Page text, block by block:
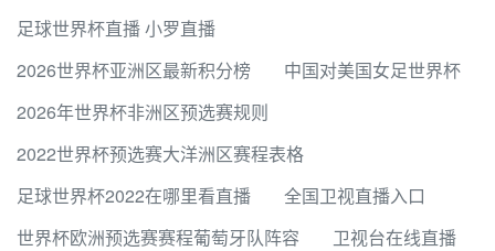
足球世界杯直播 小罗直播
2026世界杯亚洲区最新积分榜
中国对美国女足世界杯
2026年世界杯非洲区预选赛规则
2022世界杯预选赛大洋洲区赛程表格
足球世界杯2022在哪里看直播
全国卫视直播入口
世界杯欧洲预选赛赛程葡萄牙队阵容
卫视台在线直播